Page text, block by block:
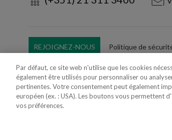
REJOIGNEZ-NOUS Politique de
Utilisation Frauduleuse du Nom/Brand
Par défaut, ce site web n'utilise que les cookies
également être utilisés pour personnaliser ou
pertinentes. Votre consentement peut également
européen (ex. : USA). Les boutons vous permettent
vos préférences.